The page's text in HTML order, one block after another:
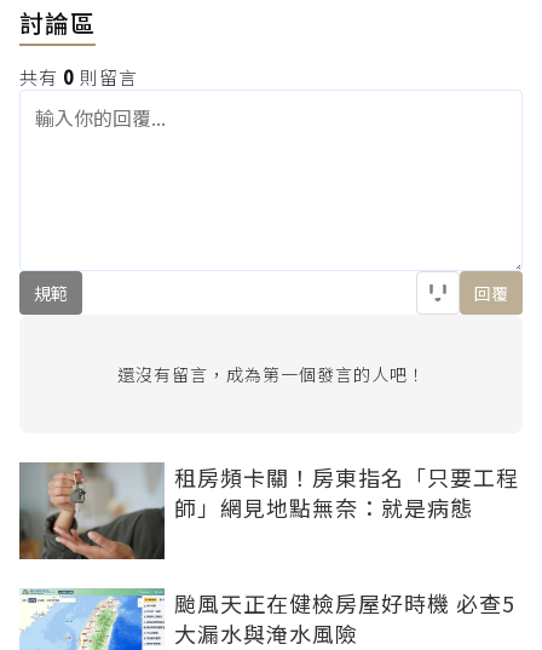
討論區
共有 0 則留言
規範 回覆
還沒有留言，成為第一個發言的人吧！
租房頻卡關！房東指名「只要工程
師」網見地點無奈：就是病態
颱風天正在健檢房屋好時機 必查5
大漏水與淹水風險